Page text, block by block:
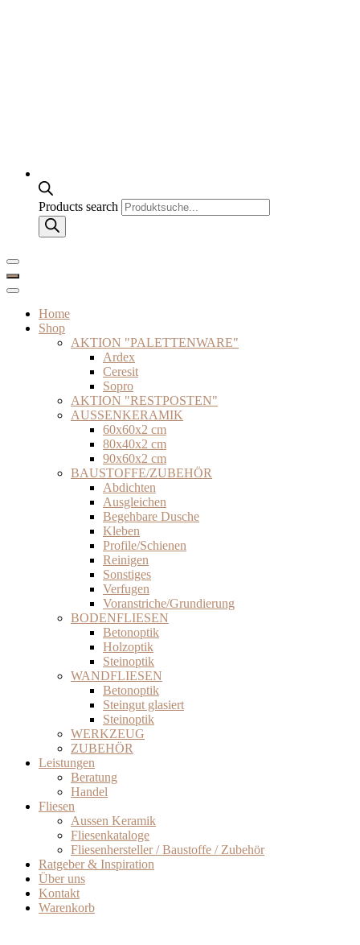
Products search
Home
Shop
AKTION "PALETTENWARE"
Ardex
Ceresit
Sopro
AKTION "RESTPOSTEN"
AUSSENKERAMIK
60x60x2 cm
80x40x2 cm
90x60x2 cm
BAUSTOFFE/ZUBEHÖR
Abdichten
Ausgleichen
Begehbare Dusche
Kleben
Profile/Schienen
Reinigen
Sonstiges
Verfugen
Voranstriche/Grundierung
BODENFLIESEN
Betonoptik
Holzoptik
Steinoptik
WANDFLIESEN
Betonoptik
Steingut glasiert
Steinoptik
WERKZEUG
ZUBEHÖR
Leistungen
Beratung
Handel
Fliesen
Aussen Keramik
Fliesenkataloge
Fliesenhersteller / Baustoffe / Zubehör
Ratgeber & Inspiration
Über uns
Kontakt
Warenkorb